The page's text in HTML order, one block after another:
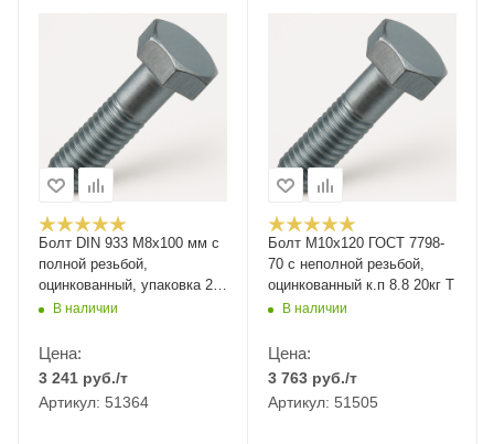
Болт DIN 933 M8x100 мм с
полной резьбой,
оцинкованный, упаковка 25
кг
В наличии
Цена:
3 241 руб./т
Артикул: 51364
Болт М10x120 ГОСТ 7798-
70 с неполной резьбой,
оцинкованный к.п 8.8 20кг Т
В наличии
Цена:
3 763 руб./т
Артикул: 51505